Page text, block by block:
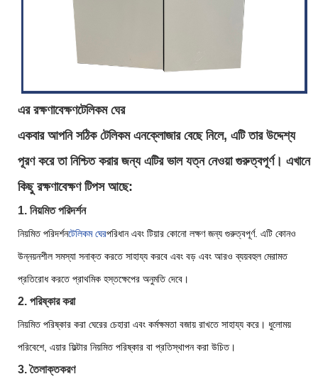
এর রক্ষণাবেক্ষণটেলিকম ঘের
একবার আপনি সঠিক টেলিকম এনক্লোজার বেছে নিলে, এটি তার উদ্দেশ্য
পূরণ করে তা নিশ্চিত করার জন্য এটির ভাল যত্ন নেওয়া গুরুত্বপূর্ণ। এখানে
কিছু রক্ষণাবেক্ষণ টিপস আছে:
1. নিয়মিত পরিদর্শন
নিয়মিত পরিদর্শনটেলিকম ঘেরপরিধান এবং টিয়ার কোনো লক্ষণ জন্য গুরুত্বপূর্ণ. এটি কোনও
উন্নয়নশীল সমস্যা সনাক্ত করতে সাহায্য করবে এবং বড় এবং আরও ব্যয়বহুল মেরামত
প্রতিরোধ করতে প্রাথমিক হস্তক্ষেপের অনুমতি দেবে।
2. পরিষ্কার করা
নিয়মিত পরিষ্কার করা ঘেরের চেহারা এবং কর্মক্ষমতা বজায় রাখতে সাহায্য করে। ধুলোময়
পরিবেশে, এয়ার ফিল্টার নিয়মিত পরিষ্কার বা প্রতিস্থাপন করা উচিত।
3. তৈলাক্তকরণ